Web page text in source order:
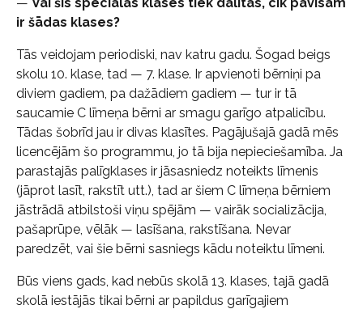
ir šādas klases?
Tās veidojam periodiski, nav katru gadu. Šogad beigs
skolu 10. klase, tad — 7. klase. Ir apvienoti bērniņi pa
diviem gadiem, pa dažādiem gadiem — tur ir tā
saucamie C līmeņa bērni ar smagu garīgo atpalicību.
Tādas šobrīd jau ir divas klasītes. Pagājušajā gadā mēs
licencējām šo programmu, jo tā bija nepieciešamība. Ja
parastajās palīgklases ir jāsasniedz noteikts līmenis
(jāprot lasīt, rakstīt utt.), tad ar šiem C līmeņa bērniem
jāstrādā atbilstoši viņu spējām — vairāk socializācija,
pašaprūpe, vēlāk — lasīšana, rakstīšana. Nevar
paredzēt, vai šie bērni sasniegs kādu noteiktu līmeni.
Būs viens gads, kad nebūs skolā 13. klases, tajā gadā
skolā iestājās tikai bērni ar papildus garīgajiem